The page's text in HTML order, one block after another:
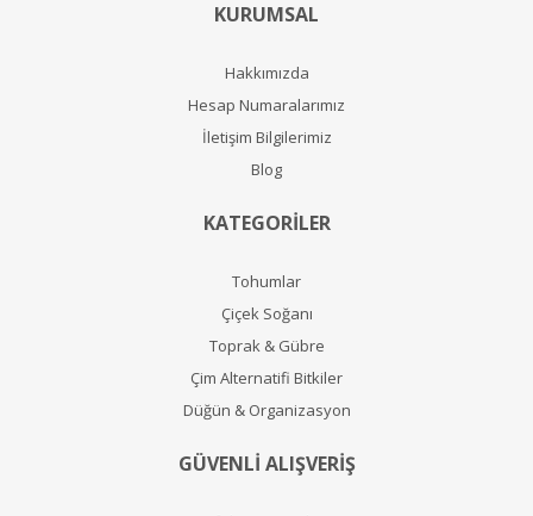
KURUMSAL
Hakkımızda
Hesap Numaralarımız
İletişim Bilgilerimiz
Blog
KATEGORİLER
Tohumlar
Çiçek Soğanı
Toprak & Gübre
Çim Alternatifi Bitkiler
Düğün & Organizasyon
GÜVENLİ ALIŞVERİŞ